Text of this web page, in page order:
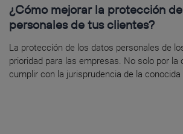
¿Cómo mejorar la protección
personales de tus clientes?
La protección de los datos personales de
prioridad para las empresas. No solo por la
cumplir con la jurisprudencia de la conocida